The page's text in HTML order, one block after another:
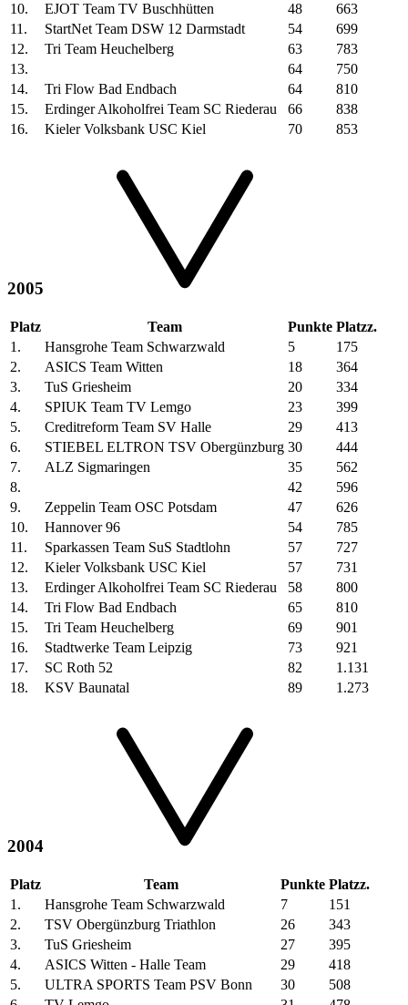
10.
EJOT Team TV Buschhütten 48
663
11.
StartNet Team DSW 12 Darmstadt 54
699
12.
Tri Team Heuchelberg 63
783
13.
64
750
14.
Tri Flow Bad Endbach 64
810
15.
Erdinger Alkoholfrei Team SC Riederau 66
838
16.
Kieler Volksbank USC Kiel 70 853
2005
Platz Team Punkte Platzz.
1.
Hansgrohe Team Schwarzwald 5
175
2.
ASICS Team Witten 18
364
3.
TuS Griesheim 20
334
4.
SPIUK Team TV Lemgo 23
399
5.
Creditreform Team SV Halle 29
413
6.
STIEBEL ELTRON TSV Obergünzburg 30
444
7.
ALZ Sigmaringen 35
562
8.
42
596
9.
Zeppelin Team OSC Potsdam 47
626
10.
Hannover 96 54
785
11.
Sparkassen Team SuS Stadtlohn 57
727
12.
Kieler Volksbank USC Kiel 57
731
13.
Erdinger Alkoholfrei Team SC Riederau 58
800
14.
Tri Flow Bad Endbach 65
810
15.
Tri Team Heuchelberg 69
901
16.
Stadtwerke Team Leipzig 73
921
17.
SC Roth 52 82
1.131
18.
KSV Baunatal 89 1.273
2004
Platz Team Punkte Platzz.
1.
Hansgrohe Team Schwarzwald 7
151
2.
TSV Obergünzburg Triathlon 26
343
3.
TuS Griesheim 27
395
4.
ASICS Witten - Halle Team 29
418
5.
ULTRA SPORTS Team PSV Bonn 30
508